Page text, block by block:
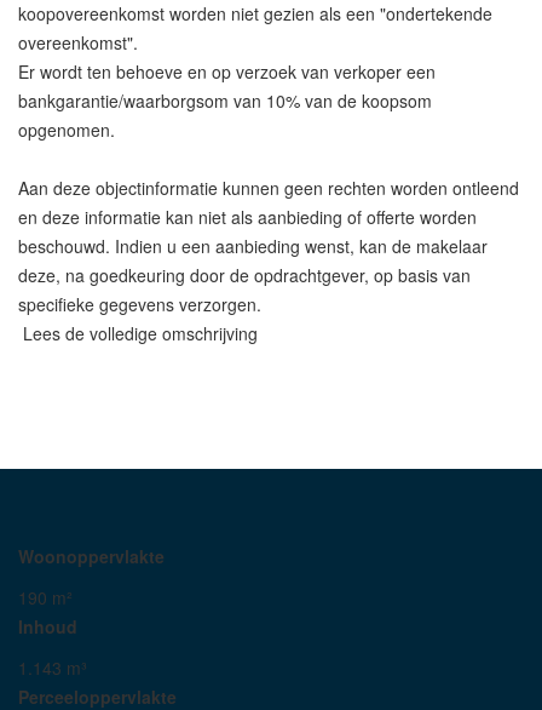
koopovereenkomst worden niet gezien als een "ondertekende
overeenkomst".
Er wordt ten behoeve en op verzoek van verkoper een
bankgarantie/waarborgsom van 10% van de koopsom
opgenomen.
Aan deze objectinformatie kunnen geen rechten worden ontleend
en deze informatie kan niet als aanbieding of offerte worden
beschouwd. Indien u een aanbieding wenst, kan de makelaar
deze, na goedkeuring door de opdrachtgever, op basis van
specifieke gegevens verzorgen.
Lees de volledige omschrijving
Woonoppervlakte
190 m²
Inhoud
1.143 m³
Perceeloppervlakte